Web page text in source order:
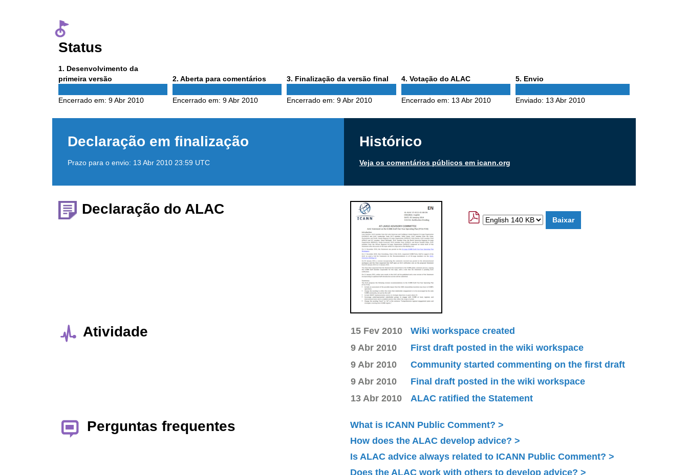
Status
1 Phase
1
. Desenvolvimento da
primeira versão
Encerrado em: 9 Abr 2010
2 Phase
. Aberta para comentários
Encerrado em:9 Abr 2010
3Phase
. Finalização da versão final
Encerrado em:9 Abr 2010
4Phase
. Votação do ALAC
Encerrado em: 13 Abr 2010
5Phase
. Envio
Enviado: 13 Abr 2010
Declaração em finalização
Prazo para o envio: 13 Abr 2010 23:59 UTC
Histórico
Veja os comentários públicos em icann.org
Declaração do ALAC
Atividade 15 Fev 2010
Wiki workspace created
9 Abr 2010
First draft posted in the wiki workspace
9 Abr 2010
Community started commenting on the first draft
9 Abr 2010
Final draft posted in the wiki workspace
13 Abr 2010
ALAC ratified the Statement
Perguntas frequentes
What is ICANN Public Comment?
How does the ALAC develop advice?
Is ALAC advice always related to ICANN Public Comment?
Does the ALAC work with others to develop advice?